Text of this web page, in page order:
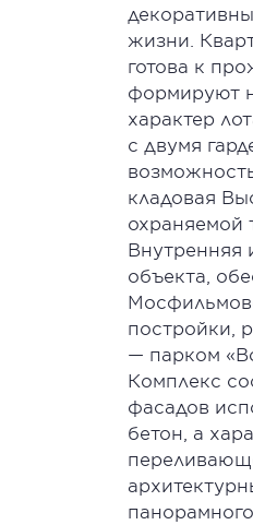
жизни.
готова к
формируют
характер
с двумя
кладовая
охраняемой
Внутренняя
объекта,
постройки,
— парком
Комплекс
фасадов
бетон, а